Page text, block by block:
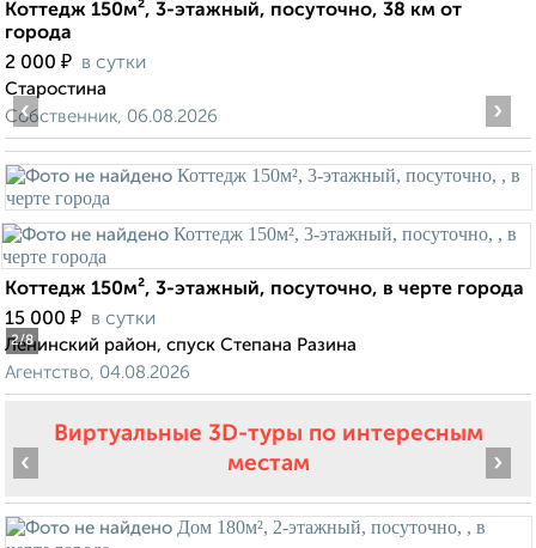
Коттедж 150м², 3-этажный, посуточно, 38 км от
города
2 000 ₽ в сутки
Старостина
Собственник, 06.08.2026
2/8
‹ ›
Коттедж 150м², 3-этажный, посуточно, в черте города
15 000 ₽ в сутки
Ленинский район, спуск Степана Разина
Агентство, 04.08.2026
Виртуальные 3D-туры по интересным
местам
‹ ›